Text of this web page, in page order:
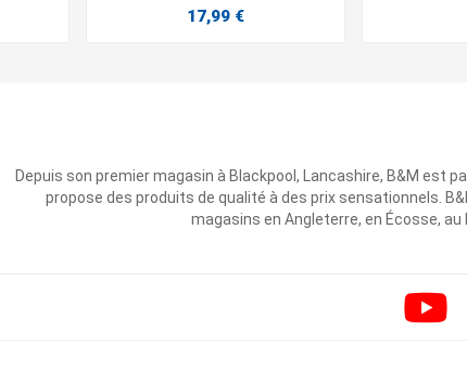
17,99 €
Depuis son premier magasin à Blackpool, Lancashire, B&M est
propose des produits de qualité à des prix sensationnels.
magasins en Angleterre, en Écosse, au